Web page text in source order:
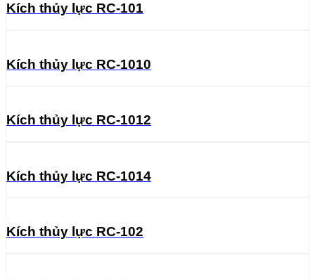
Kích thủy lực RC-101
Kích thủy lực RC-1010
Kích thủy lực RC-1012
Kích thủy lực RC-1014
Kích thủy lực RC-102